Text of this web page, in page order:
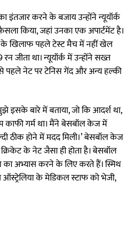
करने के बजाय उन्होंने न्यूयॉर्क
किया, जहां उनका एक अपार्टमेंट है।
खिलाफ पहले टेस्ट मैच में नहीं खेल
जीता था। न्यूयॉर्क में उन्होंने सख्त
पहले नेट पर टेनिस गेंद और अन्य हल्की
इसके बारे में बताया, जो कि आदर्श था,
काफी गर्म था। मैंने बेसबॉल केज में
ठीक होने में मदद मिली।’ बेसबॉल केज
क्रिकेट के नेट जैसा ही होता है। बेसबॉल
का अभ्यास करने के लिए करते हैं। स्मिथ
के मेडिकल स्टाफ को भेजी,